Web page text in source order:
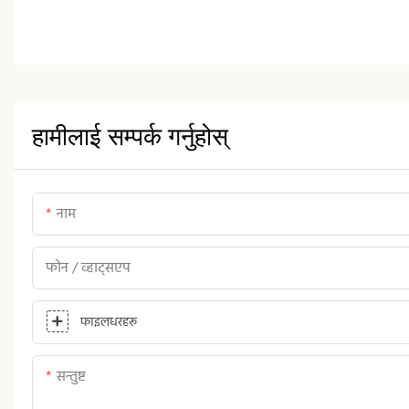
हामीलाई सम्पर्क गर्नुहोस्
नाम
फोन / व्हाट्सएप
फाइलधरहरू
सन्तुष्ट